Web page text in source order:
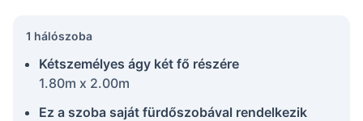
1 hálószoba
Kétszemélyes ágy két fő részére
1.80m x 2.00m
Ez a szoba saját fürdőszobával rendelkezik